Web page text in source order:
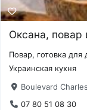
Оксана, повар
Повар, готовка для
Украинская кухня
Boulevard
07 80 51 08 30